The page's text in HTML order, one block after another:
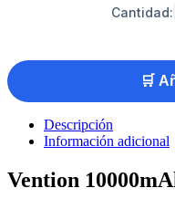
Cantidad:
🛒
Descripción
Información adicional
Vention